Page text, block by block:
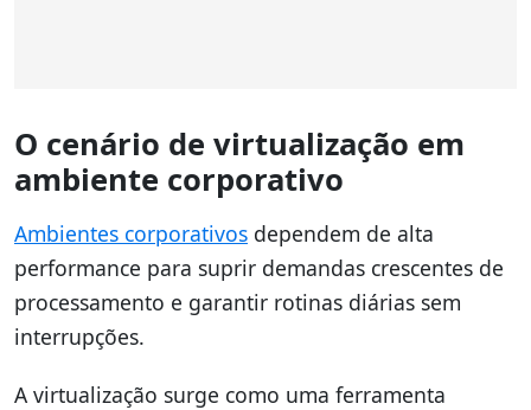
O cenário de virtualização em
ambiente corporativo
Ambientes corporativos dependem de alta
performance para suprir demandas crescentes de
processamento e garantir rotinas diárias sem
interrupções.
A virtualização surge como uma ferramenta